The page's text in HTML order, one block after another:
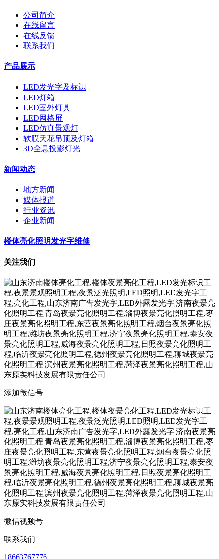
公司简介
在线留言
在线反馈
联系我们
产品展示
LED发光字及标识
LED灯箱
LED室外灯具
LED网格屏
LED仿真景观灯
软膜天花吊顶及灯箱
3D全息投影灯光
新闻动态
地方新闻
媒体报道
行业资讯
企业新闻
楼体亮化照明发光字维修
关注我们
添加微信号
微信视频号
联系我们
18663767776